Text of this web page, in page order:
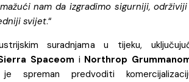
nam da izgradimo sigurniji,
svijet.“
suradnjama u tijeku,
Spaceom i Northrop
spreman predvoditi